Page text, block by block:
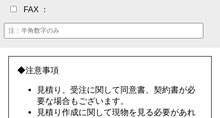
FAX ：
◆注意事項
見積り、受注に関して同意書、契約書が必
要な場合もございます。
見積り作成に関して現物を見る必要があれ